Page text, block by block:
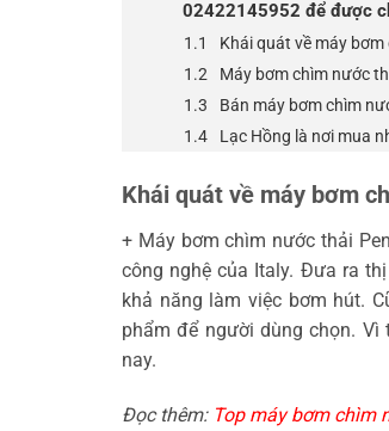
02422145952 để được
Khái quát về máy
Máy bơm chìm nước
Bán máy bơm chìm
Lạc Hồng là nơi mua
Khái quát về máy bơm
+ Máy bơm chìm nước thải
công nghệ của Italy. Đưa ra
khả năng làm việc bơm hút.
phẩm để người dùng chọn.
nay.
Đọc thêm: Top máy bơm chìm